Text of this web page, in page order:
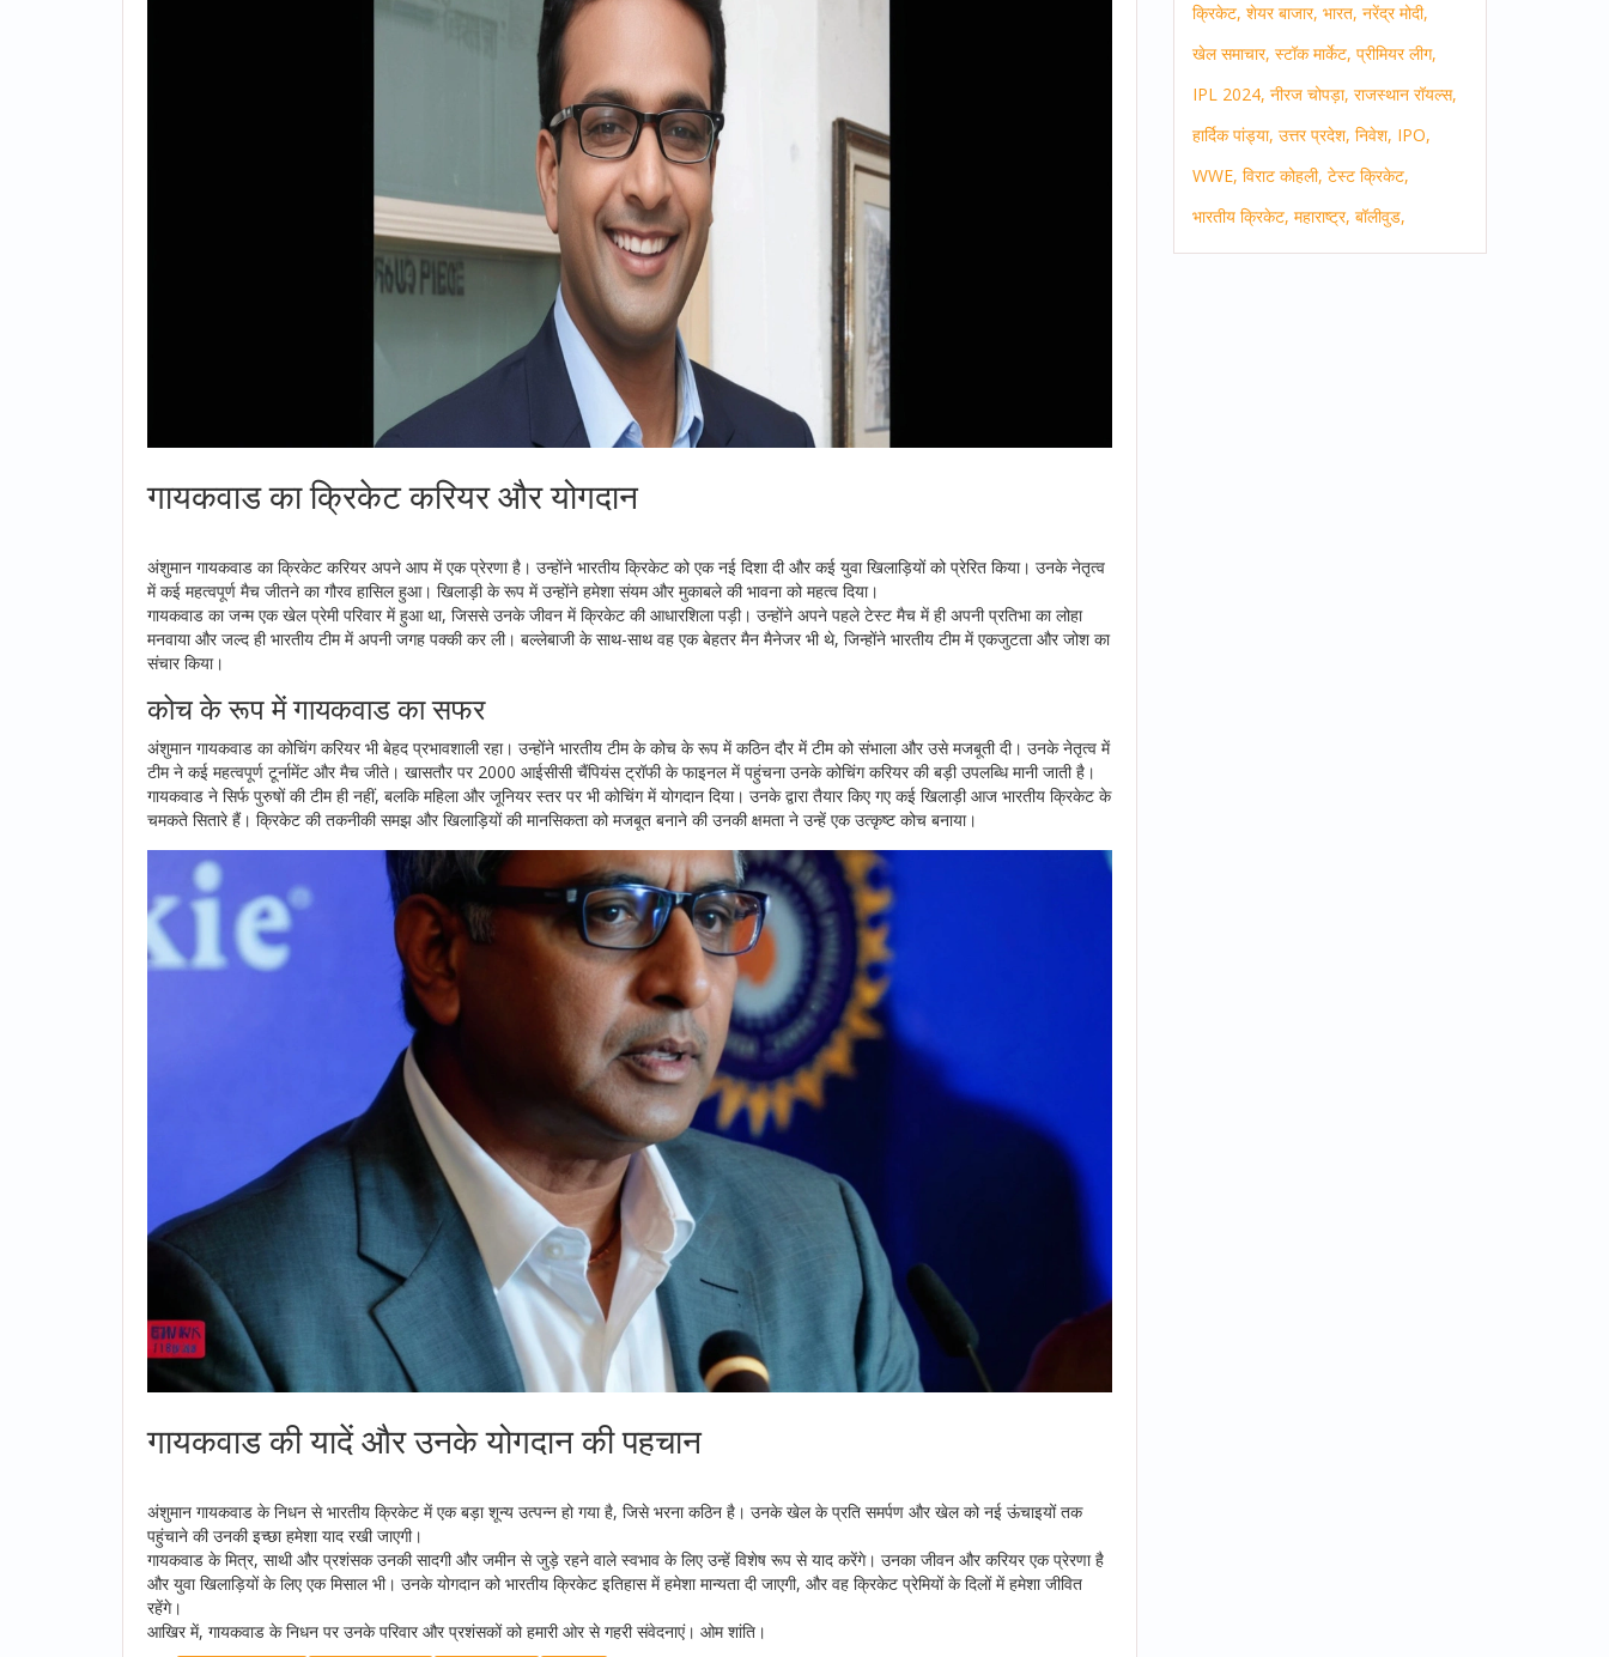
गायकवाड का क्रिकेट करियर और योगदान
अंशुमान गायकवाड का क्रिकेट करियर अपने आप में एक प्रेरणा है। उन्होंने भारतीय क्रिकेट को एक नई दिशा दी और कई युवा खिलाड़ियों को प्रेरित किया। उनके नेतृत्व
में कई महत्वपूर्ण मैच जीतने का गौरव हासिल हुआ। खिलाड़ी के रूप में उन्होंने हमेशा संयम और मुकाबले की भावना को महत्व दिया।
गायकवाड का जन्म एक खेल प्रेमी परिवार में हुआ था, जिससे उनके जीवन में क्रिकेट की आधारशिला पड़ी। उन्होंने अपने पहले टेस्ट मैच में ही अपनी प्रतिभा का लोहा
मनवाया और जल्द ही भारतीय टीम में अपनी जगह पक्की कर ली। बल्लेबाजी के साथ-साथ वह एक बेहतर मैन मैनेजर भी थे, जिन्होंने भारतीय टीम में एकजुटता और जोश का
संचार किया।
कोच के रूप में गायकवाड का सफर
अंशुमान गायकवाड का कोचिंग करियर भी बेहद प्रभावशाली रहा। उन्होंने भारतीय टीम के कोच के रूप में कठिन दौर में टीम को संभाला और उसे मजबूती दी। उनके नेतृत्व में
टीम ने कई महत्वपूर्ण टूर्नामेंट और मैच जीते। खासतौर पर 2000 आईसीसी चैंपियंस ट्रॉफी के फाइनल में पहुंचना उनके कोचिंग करियर की बड़ी उपलब्धि मानी जाती है।
गायकवाड ने सिर्फ पुरुषों की टीम ही नहीं, बलकि महिला और जूनियर स्तर पर भी कोचिंग में योगदान दिया। उनके द्वारा तैयार किए गए कई खिलाड़ी आज भारतीय क्रिकेट के
चमकते सितारे हैं। क्रिकेट की तकनीकी समझ और खिलाड़ियों की मानसिकता को मजबूत बनाने की उनकी क्षमता ने उन्हें एक उत्कृष्ट कोच बनाया।
गायकवाड की यादें और उनके योगदान की पहचान
अंशुमान गायकवाड के निधन से भारतीय क्रिकेट में एक बड़ा शून्य उत्पन्न हो गया है, जिसे भरना कठिन है। उनके खेल के प्रति समर्पण और खेल को नई ऊंचाइयों तक
पहुंचाने की उनकी इच्छा हमेशा याद रखी जाएगी।
गायकवाड के मित्र, साथी और प्रशंसक उनकी सादगी और जमीन से जुड़े रहने वाले स्वभाव के लिए उन्हें विशेष रूप से याद करेंगे। उनका जीवन और करियर एक प्रेरणा है
और युवा खिलाड़ियों के लिए एक मिसाल भी। उनके योगदान को भारतीय क्रिकेट इतिहास में हमेशा मान्यता दी जाएगी, और वह क्रिकेट प्रेमियों के दिलों में हमेशा जीवित
रहेंगे।
आखिर में, गायकवाड के निधन पर उनके परिवार और प्रशंसकों को हमारी ओर से गहरी संवेदनाएं। ओम शांति।
क्रिकेट, शेयर बाजार, भारत, नरेंद्र मोदी,
खेल समाचार, स्टॉक मार्केट, प्रीमियर लीग,
IPL 2024, नीरज चोपड़ा, राजस्थान रॉयल्स,
हार्दिक पांड्या, उत्तर प्रदेश, निवेश, IPO,
WWE, विराट कोहली, टेस्ट क्रिकेट,
भारतीय क्रिकेट, महाराष्ट्र, बॉलीवुड,